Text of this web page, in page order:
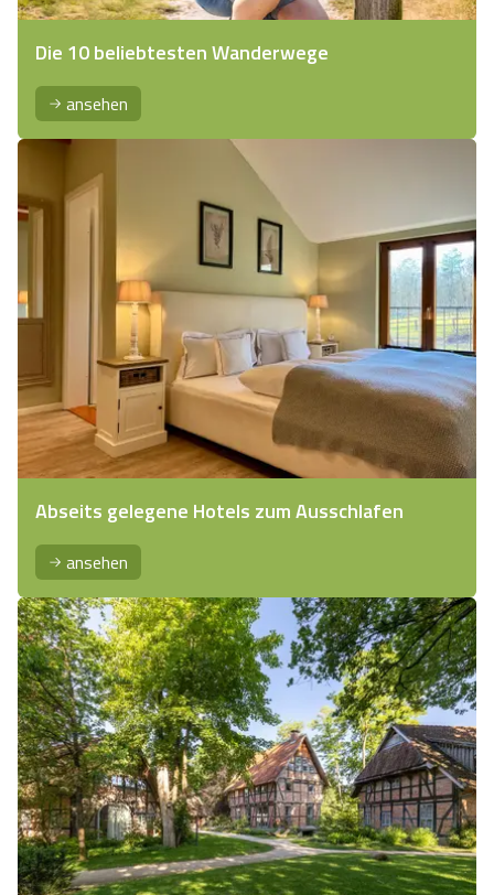
Die 10 beliebtesten Wanderwege
ansehen
Abseits gelegene Hotels zum Ausschlafen
ansehen